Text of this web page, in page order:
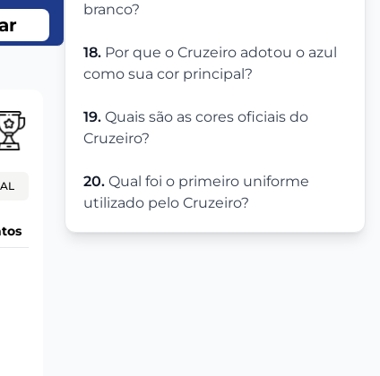
branco?
18. Por que o Cruzeiro adotou o azul
como sua cor principal?
19. Quais são as cores oficiais do
Cruzeiro?
20. Qual foi o primeiro uniforme
utilizado pelo Cruzeiro?